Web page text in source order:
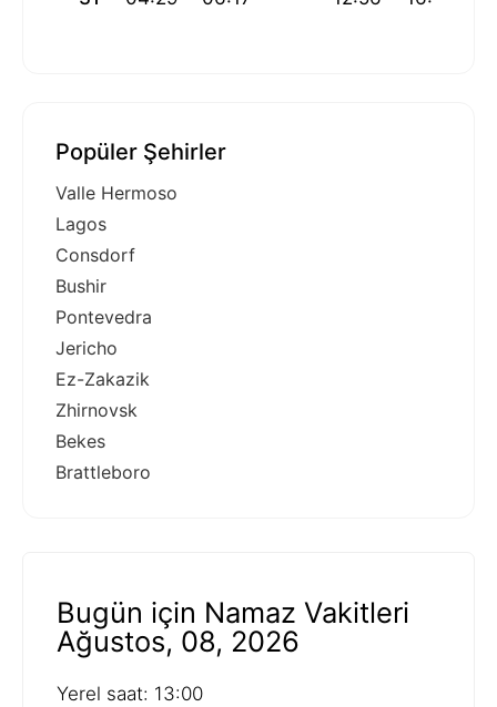
Popüler Şehirler
Valle Hermoso
Lagos
Consdorf
Bushir
Pontevedra
Jericho
Ez-Zakazik
Zhirnovsk
Bekes
Brattleboro
Bugün için Namaz Vakitleri
Ağustos, 08, 2026
Yerel saat: 13:00